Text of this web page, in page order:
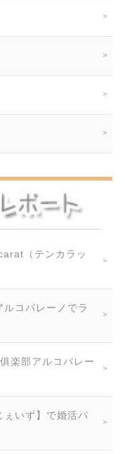
（テンカラッ
コバレーノでラ
楽部アルコバレー
いず】で婚活パ